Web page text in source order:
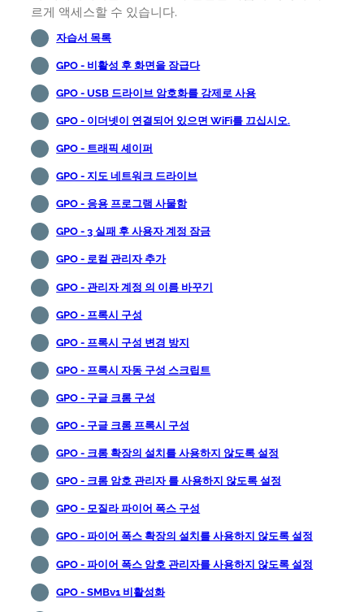
르게 액세스할 수 있습니다.
자습서 목록
GPO - 비활성 후 화면을 잠급다
GPO - USB 드라이브 암호화를 강제로 사용
GPO - 이더넷이 연결되어 있으면 WiFi를 끄십시오.
GPO - 트래픽 셰이퍼
GPO - 지도 네트워크 드라이브
GPO - 응용 프로그램 사물함
GPO - 3 실패 후 사용자 계정 잠금
GPO - 로컬 관리자 추가
GPO - 관리자 계정 의 이름 바꾸기
GPO - 프록시 구성
GPO - 프록시 구성 변경 방지
GPO - 프록시 자동 구성 스크립트
GPO - 구글 크롬 구성
GPO - 구글 크롬 프록시 구성
GPO - 크롬 확장의 설치를 사용하지 않도록 설정
GPO - 크롬 암호 관리자 를 사용하지 않도록 설정
GPO - 모질라 파이어 폭스 구성
GPO - 파이어 폭스 확장의 설치를 사용하지 않도록 설정
GPO - 파이어 폭스 암호 관리자를 사용하지 않도록 설정
GPO - SMBv1 비활성화